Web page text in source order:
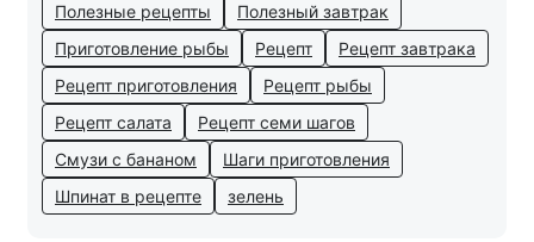
Полезные рецепты
Полезный завтрак
Приготовление рыбы
Рецепт
Рецепт завтрака
Рецепт приготовления
Рецепт рыбы
Рецепт салата
Рецепт семи шагов
Смузи с бананом
Шаги приготовления
Шпинат в рецепте
зелень